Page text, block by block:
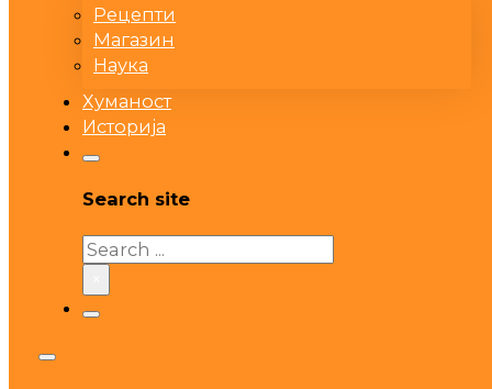
Рецепти
Магазин
Наука
Хуманост
Историја
Search site
Search